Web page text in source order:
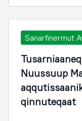
Sanarfinermut
Nuussuup
qinnuteqaat